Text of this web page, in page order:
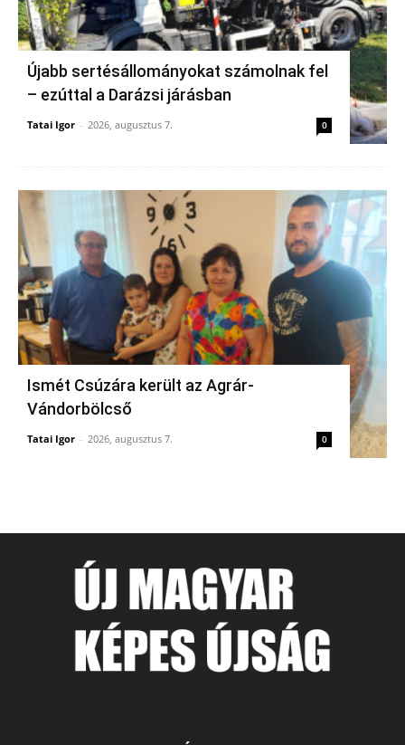
Újabb sertésállományokat számolnak fel
– ezúttal a Darázsi járásban
Tatai Igor - 2026, augusztus 7. 0
Ismét Csúzára került az Agrár-
Vándorbölcső
Tatai Igor - 2026, augusztus 7. 0